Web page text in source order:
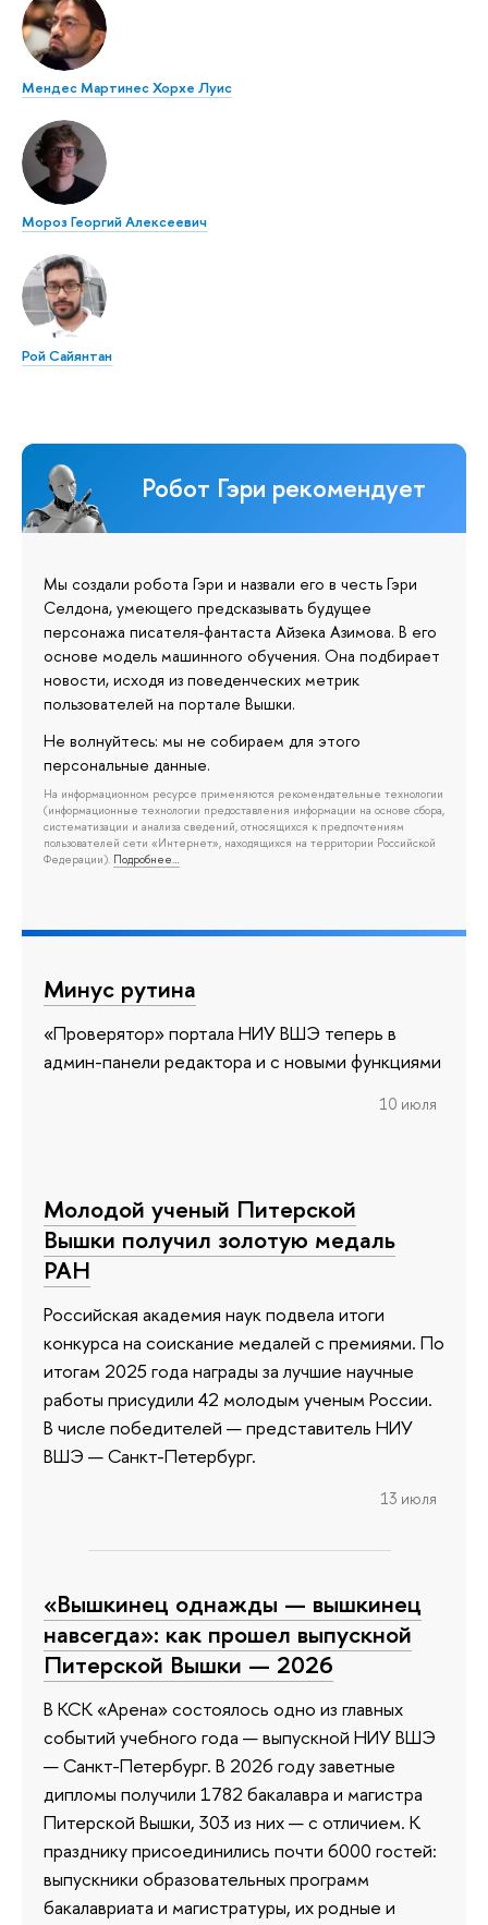
Мендес Мартинес Хорхе Луис
Мороз Георгий Алексеевич
Рой Сайянтан
Робот Гэри рекомендует
Мы создали робота Гэри и назвали его в честь Гэри
Селдона, умеющего предсказывать будущее
персонажа писателя-фантаста Айзека Азимова. В его
основе модель машинного обучения. Она подбирает
новости, исходя из поведенческих метрик
пользователей на портале Вышки.
Не волнуйтесь: мы не собираем для этого
персональные данные.
На информационном ресурсе применяются рекомендательные технологии
(информационные технологии предоставления информации на основе сбора,
систематизации и анализа сведений, относящихся к предпочтениям
пользователей сети «Интернет», находящихся на территории Российской
Федерации). Подробнее…
Минус рутина
«Проверятор» портала НИУ ВШЭ теперь в
админ-панели редактора и с новыми функциями
10 июля
Молодой ученый Питерской
Вышки получил золотую медаль
РАН
Российская академия наук подвела итоги
конкурса на соискание медалей с премиями. По
итогам 2025 года награды за лучшие научные
работы присудили 42 молодым ученым России.
В числе победителей — представитель НИУ
ВШЭ — Санкт-Петербург.
13 июля
«Вышкинец однажды — вышкинец
навсегда»: как прошел выпускной
Питерской Вышки — 2026
В КСК «Арена» состоялось одно из главных
событий учебного года — выпускной НИУ ВШЭ
— Санкт-Петербург. В 2026 году заветные
дипломы получили 1782 бакалавра и магистра
Питерской Вышки, 303 из них — с отличием. К
празднику присоединились почти 6000 гостей:
выпускники образовательных программ
бакалавриата и магистратуры, их родные и